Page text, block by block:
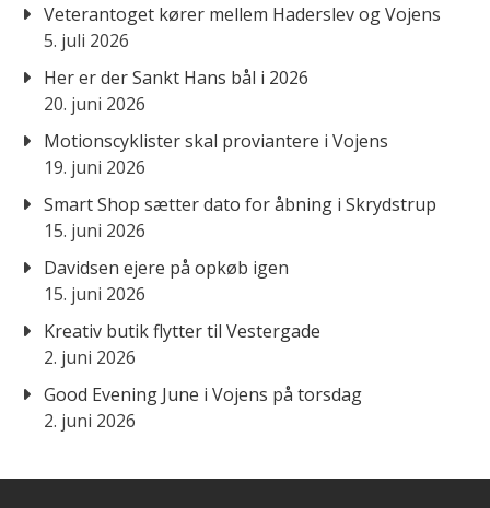
Veterantoget kører mellem Haderslev og Vojens
5. juli 2026
Her er der Sankt Hans bål i 2026
20. juni 2026
Motionscyklister skal proviantere i Vojens
19. juni 2026
Smart Shop sætter dato for åbning i Skrydstrup
15. juni 2026
Davidsen ejere på opkøb igen
15. juni 2026
Kreativ butik flytter til Vestergade
2. juni 2026
Good Evening June i Vojens på torsdag
2. juni 2026